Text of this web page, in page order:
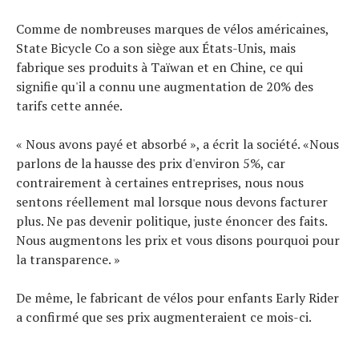
Comme de nombreuses marques de vélos américaines,
State Bicycle Co a son siège aux États-Unis, mais
fabrique ses produits à Taïwan et en Chine, ce qui
signifie qu'il a connu une augmentation de 20% des
tarifs cette année.
« Nous avons payé et absorbé », a écrit la société. «Nous
parlons de la hausse des prix d'environ 5%, car
contrairement à certaines entreprises, nous nous
sentons réellement mal lorsque nous devons facturer
plus. Ne pas devenir politique, juste énoncer des faits.
Nous augmentons les prix et vous disons pourquoi pour
la transparence. »
De même, le fabricant de vélos pour enfants Early Rider
a confirmé que ses prix augmenteraient ce mois-ci.